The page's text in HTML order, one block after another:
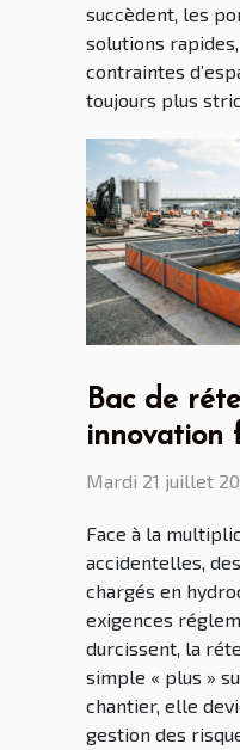
succèdent, les
solutions
contraintes
toujours plus
Bac de
innovation
cœur des
Mardi 21 juillet
Face à la
accidentelles,
chargés en
exigences
durcissent, la
simple « plus »
chantier, elle
gestion des